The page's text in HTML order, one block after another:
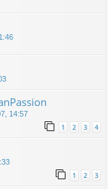
14:57
1 2 3 4
1 2 3